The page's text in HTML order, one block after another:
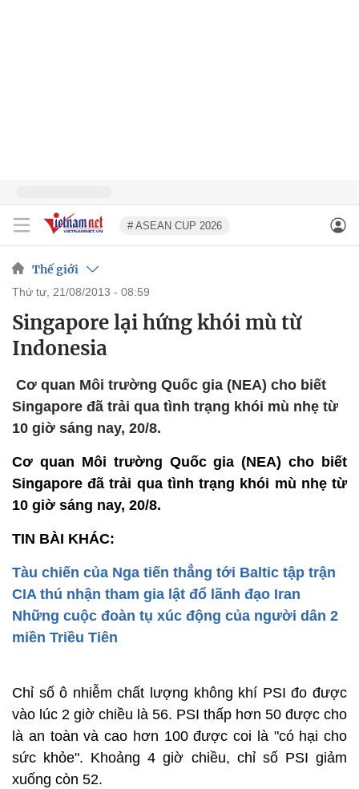
# ASEAN CUP 2026
Thế giới
thứ tư, 21/08/2013 - 08:59
Singapore lại hứng khói mù từ
Indonesia
Cơ quan Môi trường Quốc gia (NEA) cho biết
Singapore đã trải qua tình trạng khói mù nhẹ từ
10 giờ sáng nay, 20/8.
Cơ quan Môi trường Quốc gia (NEA) cho biết
Singapore đã trải qua tình trạng khói mù nhẹ từ
10 giờ sáng nay, 20/8.
TIN BÀI KHÁC:
Tàu chiến của Nga tiến thẳng tới Baltic tập trận
CIA thú nhận tham gia lật đổ lãnh đạo Iran
Những cuộc đoàn tụ xúc động của người dân 2
miền Triều Tiên
Chỉ số ô nhiễm chất lượng không khí PSI đo được
vào lúc 2 giờ chiều là 56. PSI thấp hơn 50 được cho
là an toàn và cao hơn 100 được coi là "có hại cho
sức khỏe". Khoảng 4 giờ chiều, chỉ số PSI giảm
xuống còn 52.